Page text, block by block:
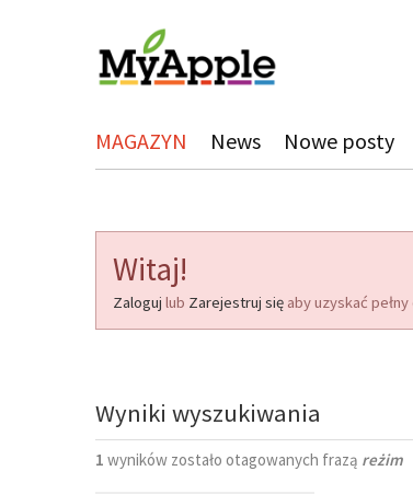
MAGAZYN News Nowe posty
Witaj!
Zaloguj lub Zarejestruj się aby uzyskać
Wyniki wyszukiwania
1 wyników zostało otagowanych frazą reżim